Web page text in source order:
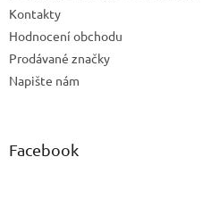
Kontakty
Hodnocení obchodu
Prodávané značky
Napište nám
Facebook